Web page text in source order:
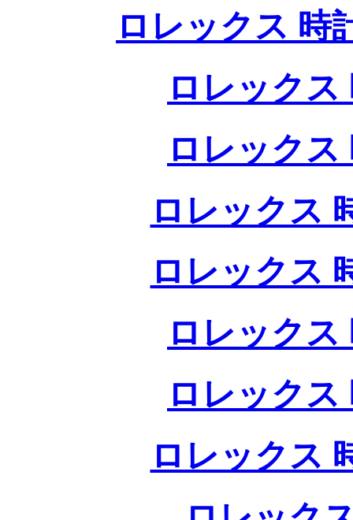
ロレックス 時
ロレックス
ロレックス
ロレックス
ロレックス
ロレックス
ロレックス
ロレックス